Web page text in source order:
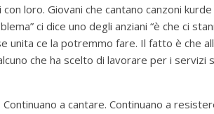
loro. Giovani che cantano canzoni
ci dice uno degli anziani “è che ci
unita ce la potremmo fare. Il fatto è che
che ha scelto di lavorare per i servizi
a cantare. Continuano a